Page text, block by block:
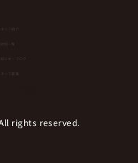
にも！簡単なの
ングより効果が
スタッフ紹介
症状別一覧
知らせ・ブログ
スタッフ募集
rights reserved.︎